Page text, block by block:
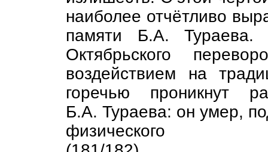
наиболее отчётливо
памяти Б.А. Тураева.
Октябрьского
воздействием на
горечью проникнут
Б.А. Тураева: он умер,
физического